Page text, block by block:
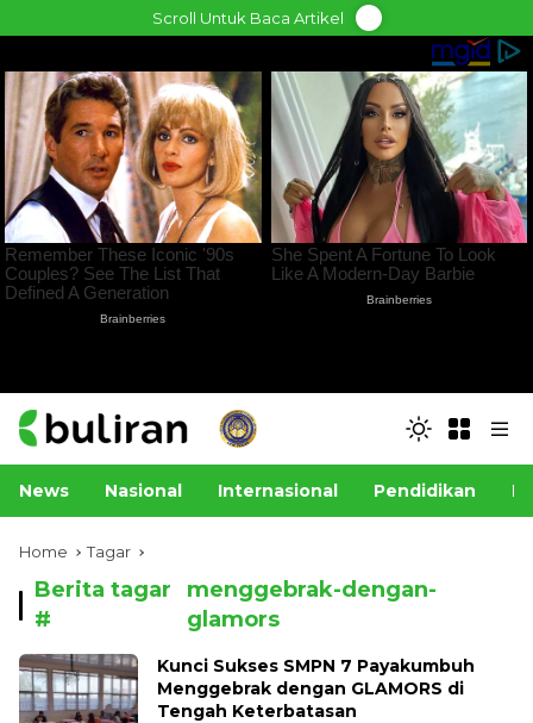
to
Scroll Untuk Baca Artikel
News Nasional Internasional Pendidikan
Home Tagar
Berita tagar
#
menggebrak-dengan-
glamors
Kunci Sukses SMPN 7 Payakumbuh
Menggebrak dengan GLAMORS di
Tengah Keterbatasan